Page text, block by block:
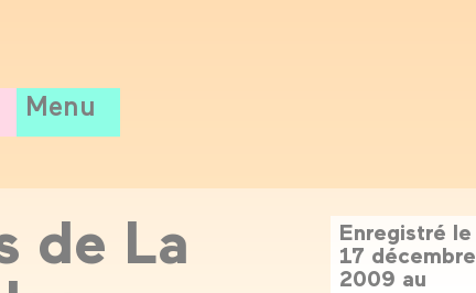
Menu
Enregistré le
17 décembre
2009 au
de La